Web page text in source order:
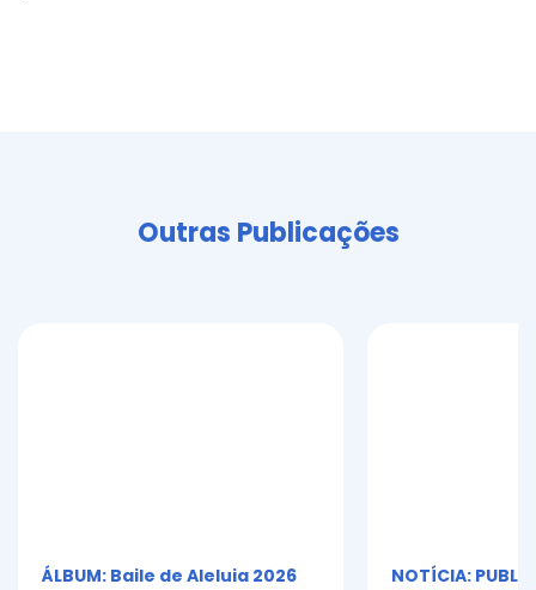
Outras Publicações
ÁLBUM: Baile de Aleluia 2026
NOTÍCIA: